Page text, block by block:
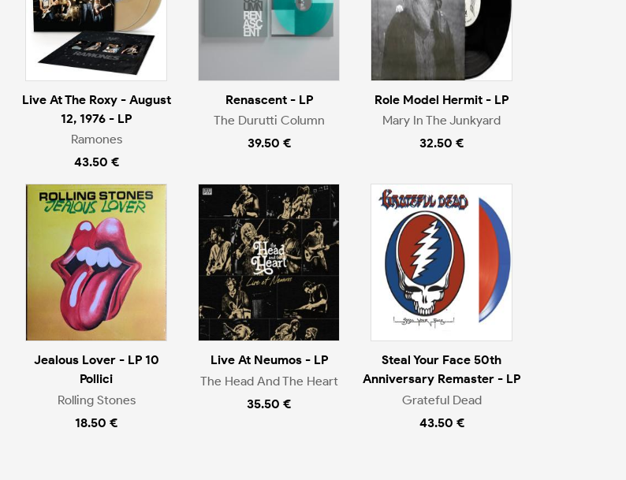
Live At The Roxy - August
12, 1976 - LP
Ramones
43.50 €
Renascent - LP
The Durutti Column
39.50 €
Role Model Hermit - LP
Mary In The Junkyard
32.50 €
Jealous Lover - LP 10
Pollici
Rolling Stones
18.50 €
Live At Neumos - LP
The Head And The Heart
35.50 €
Steal Your Face 50th
Anniversary Remaster - LP
Grateful Dead
43.50 €